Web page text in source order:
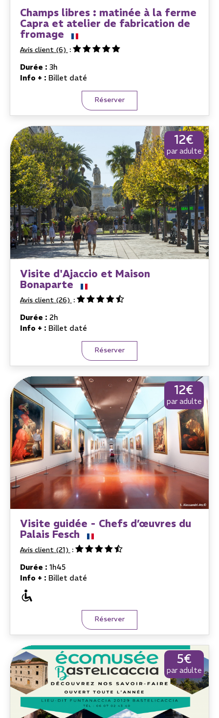
Champs libres : matinée à la ferme
Capra et atelier de fabrication de
fromage
Avis client (6)
Durée : 3h
Info + : Billet daté
Réserver
Visite d'Ajaccio et Maison
Bonaparte
Avis client (26)
12€
par adulte
Durée : 2h
Info + : Billet daté
Réserver
Visite guidée - Chefs d’œuvres du
Palais Fesch
Avis client (21)
12€
par adulte
Durée : 1h45
Info + : Billet daté
Réserver
5€
par adulte